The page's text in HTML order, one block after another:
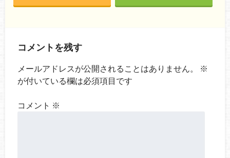
コメントを残す
メールアドレスが公開されることはありません。
※
が付いている欄は必須項目です
コメント ※